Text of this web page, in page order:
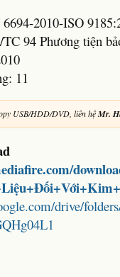
2010-ISO
94 Phương tiện
11
USB/HDD/DVD, liên hệMr.
drive/